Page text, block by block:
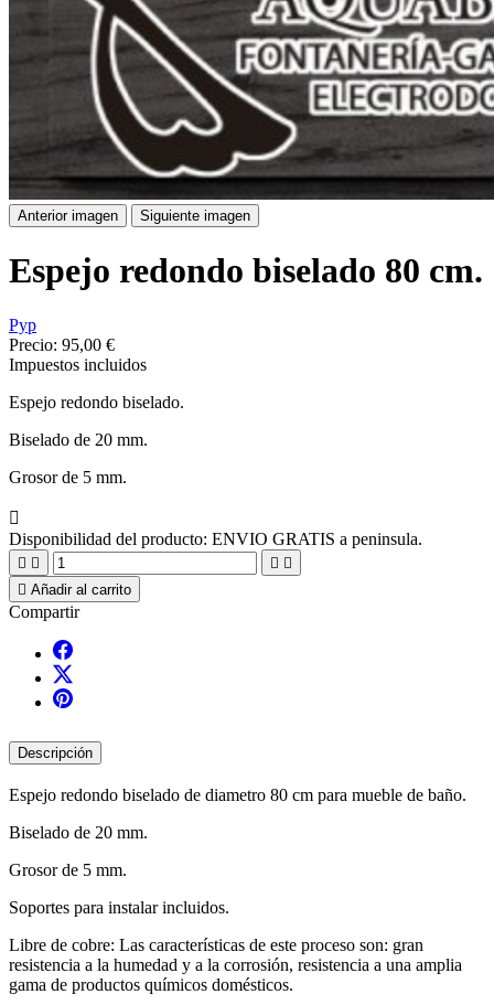
Anterior imagen Siguiente imagen
Espejo redondo biselado 80 cm.
Pyp
Precio: 95,00 €
Impuestos incluidos
Espejo redondo biselado.
Biselado de 20 mm.
Grosor de 5 mm.

Disponibilidad del producto: ENVIO GRATIS a peninsula.
   
 Añadir al carrito
Compartir
Descripción
Espejo redondo biselado de diametro 80 cm para mueble de baño.
Biselado de 20 mm.
Grosor de 5 mm.
Soportes para instalar incluidos.
Libre de cobre: Las características de este proceso son: gran
resistencia a la humedad y a la corrosión, resistencia a una amplia
gama de productos químicos domésticos.